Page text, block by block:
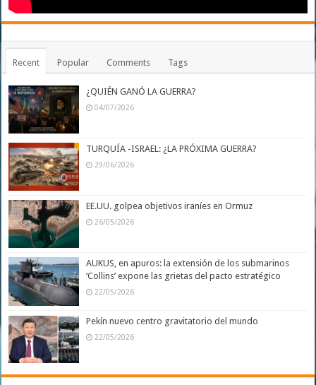
Recent Popular Comments Tags
¿QUIÉN GANÓ LA GUERRA?
04/07/2026
TURQUÍA -ISRAEL: ¿LA PRÓXIMA GUERRA?
29/06/2026
EE.UU. golpea objetivos iraníes en Ormuz
26/05/2026
AUKUS, en apuros: la extensión de los submarinos
‘Collins’ expone las grietas del pacto estratégico
22/05/2026
Pekín nuevo centro gravitatorio del mundo
22/05/2026